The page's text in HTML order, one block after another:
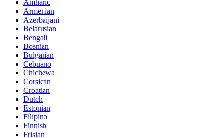
Amharic
Armenian
Azerbaijani
Belarusian
Bengali
Bosnian
Bulgarian
Cebuano
Chichewa
Corsican
Croatian
Dutch
Estonian
Filipino
Finnish
Frisian